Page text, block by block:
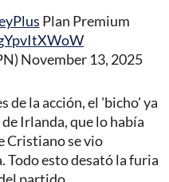
Plan Premium
November 13, 2025
de la acción, el 'bicho' ya
Irlanda, que lo había
Cristiano se vio
Todo esto desató la furia
partido.